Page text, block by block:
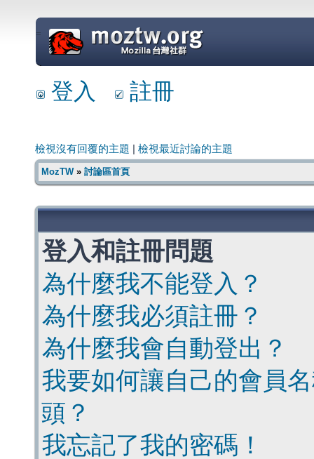
=
登入 註冊
檢視沒有回覆的主題 檢視最近討論的主題
MozTW» 討論區首頁
登入和註冊問題
為什麼我不能登入？
為什麼我必須註冊？
為什麼我會自動登出？
我要如何讓自己的會員
頭？
我忘記了我的密碼！